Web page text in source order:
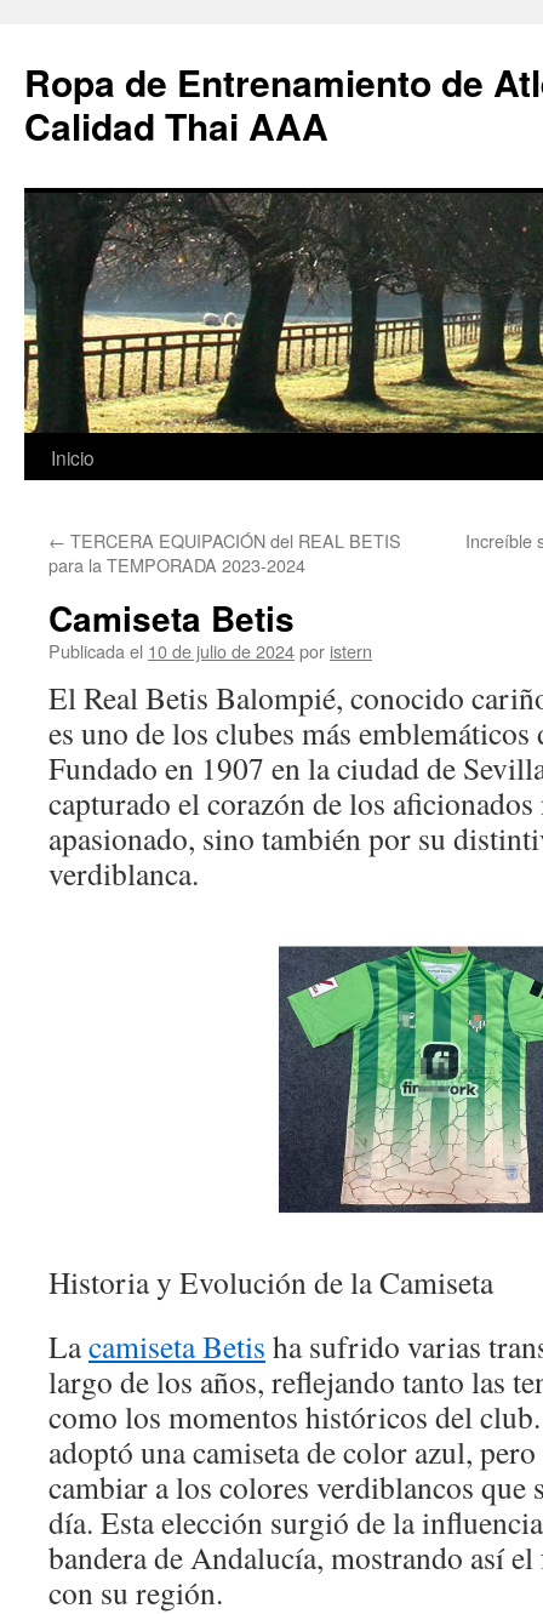
Ropa de Entrenamiento de
Calidad Thai AAA
Saltar
contenido
Inicio
← TERCERA EQUIPACIÓN del REAL BETIS
para la TEMPORADA 2023-2024
Increíble
Camiseta Betis
Publicada el 10 de julio de 2024por istern
El Real Betis Balompié, conocido
es uno de los clubes más
Fundado en 1907 en la ciudad de
capturado el corazón de los
apasionado, sino también por su
verdiblanca.
Historia y Evolución de la Camiseta
Lacamiseta Betis ha sufrido varias
largo de los años, reflejando tanto las
como los momentos históricos del
adoptó una camiseta de color azul,
cambiar a los colores verdiblancos que
día. Esta elección surgió de la
bandera de Andalucía, mostrando así
con su región.